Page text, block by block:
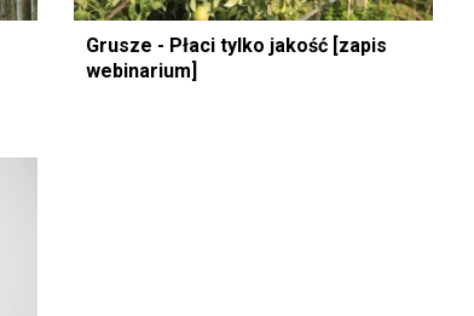
Grusze - Płaci tylko jakość [zapis
webinarium]